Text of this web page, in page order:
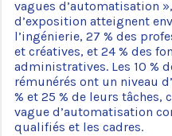
vagues d’automatisation
d’exposition atteignent
l’ingénierie, 27 % des
et créatives, et 24 % des
administratives. Les 10 %
rémunérés ont un niveau
% et 25 % de leurs
vague d’automatisation
qualifiés et les cadres.